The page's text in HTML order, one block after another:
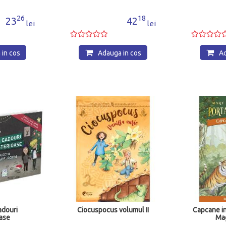
4218
lei
in cos
3939
lei
Adauga in cos
II
Capcane in jungla. Portalul
Tot ce e